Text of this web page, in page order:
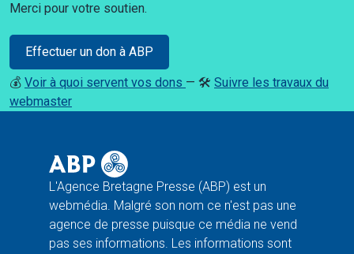
Merci pour votre soutien.
Effectuer un don à ABP
💰 Voir à quoi servent vos dons — 🛠️ Suivre les travaux du
webmaster
L'Agence Bretagne Presse (ABP) est un
webmédia. Malgré son nom ce n'est pas une
agence de presse puisque ce média ne vend
pas ses informations. Les informations sont